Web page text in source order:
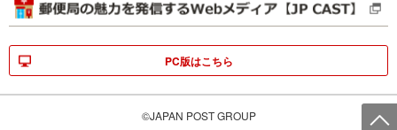
PC版はこちら
©JAPAN POST GROUP